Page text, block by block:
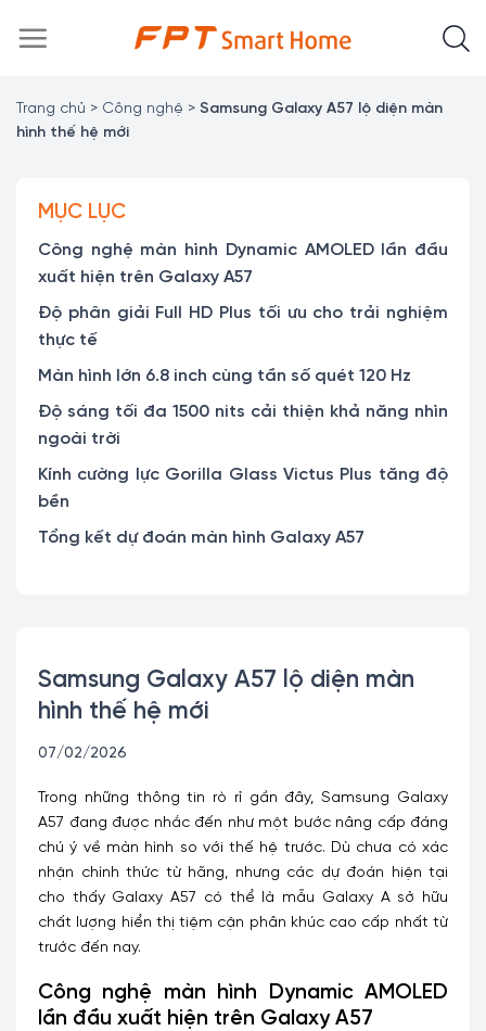
đến
Trang chủ > Công nghệ > Samsung Galaxy A57 lộ diện màn
hình thế hệ mới
Samsung Galaxy A57 lộ diện màn
hình thế hệ mới
07/02/2026
Trong những thông tin rò rỉ gần đây, Samsung Galaxy
A57 đang được nhắc đến như một bước nâng cấp đáng
chú ý về màn hình so với thế hệ trước. Dù chưa có xác
nhận chính thức từ hãng, nhưng các dự đoán hiện tại
cho thấy Galaxy A57 có thể là mẫu Galaxy A sở hữu
chất lượng hiển thị tiệm cận phân khúc cao cấp nhất từ
trước đến nay.
Công nghệ màn hình Dynamic AMOLED
lần đầu xuất hiện trên Galaxy A57
MỤC LỤC
Công nghệ màn hình Dynamic AMOLED lần đầu
xuất hiện trên Galaxy A57
Độ phân giải Full HD Plus tối ưu cho trải nghiệm
thực tế
Màn hình lớn 6.8 inch cùng tần số quét 120 Hz
Độ sáng tối đa 1500 nits cải thiện khả năng nhìn
ngoài trời
Kính cường lực Gorilla Glass Victus Plus tăng độ
bền
Tổng kết dự đoán màn hình Galaxy A57